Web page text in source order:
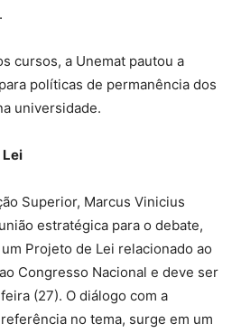
cursos, a Unemat pautou a
políticas de permanência dos
universidade.
Lei
Superior, Marcus Vinicius
estratégica para o debate,
Projeto de Lei relacionado ao
Congresso Nacional e deve ser
(27). O diálogo com a
no tema, surge em um